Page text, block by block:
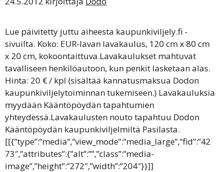
Lue päivitetty juttu aiheesta kaupunkiviljely.fi -
sivuilta. Koko: EUR-lavan lavakaulus, 120 cm x 80 cm
x 20 cm, kokoontaittuva.Lavakaulukset mahtuvat
tavalliseen henkilöautoon, kun penkit lasketaan alas.
Hinta: 20 € / kpl (sisältää kannatusmaksua Dodon
kaupunkiviljelytoiminnan tukemiseen.) Lavakauluksia
myydään Kääntöpöydän tapahtumien
yhteydessä.Lavakaulusten nouto tapahtuu Dodon
Kääntöpöydän kaupunkiviljelmiltä Pasilasta.
[[{”type”:”media”,”view_mode”:”media_large”,”fid”:”42
73″,”attributes”:{”alt”:””,”class”:”media-
image”,”height”:”272″,”width”:”204″}}]]